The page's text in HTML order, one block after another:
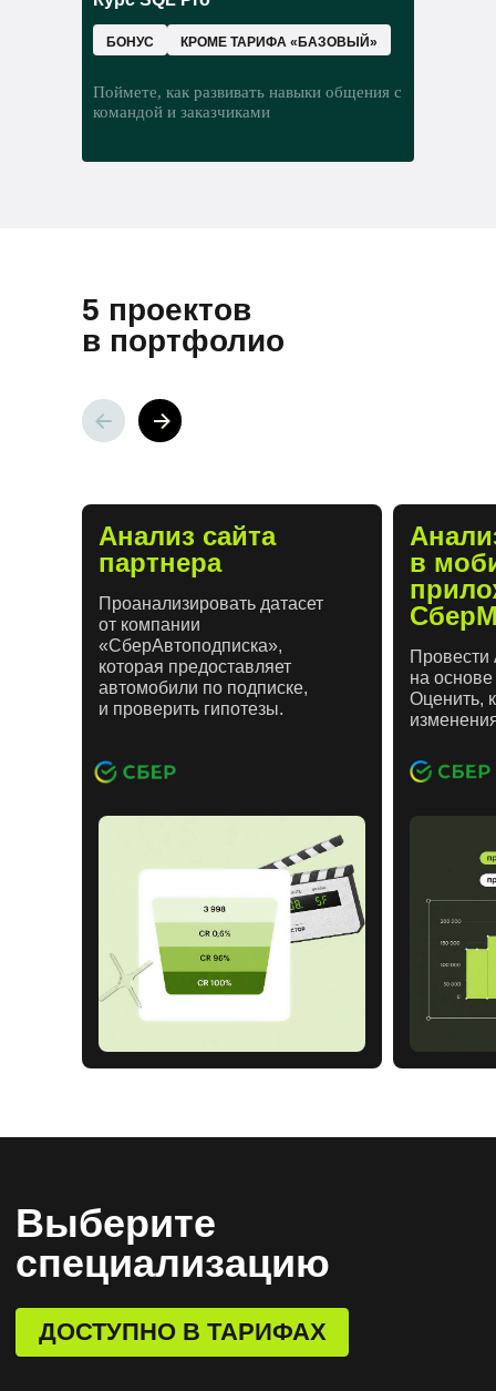
БОНУС КРОМЕ ТАРИФА «БАЗОВЫЙ»
Поймете, как развивать навыки общения с
командой и заказчиками
5 проектов
в портфолио
Анализ сайта
партнера
Проанализировать датасет
от компании
«СберАвтоподписка»,
которая предоставляет
автомобили по подписке,
и проверить гипотезы.
в
Провести
на основе
Оценить,